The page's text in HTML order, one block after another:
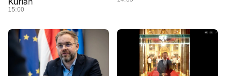
15:00